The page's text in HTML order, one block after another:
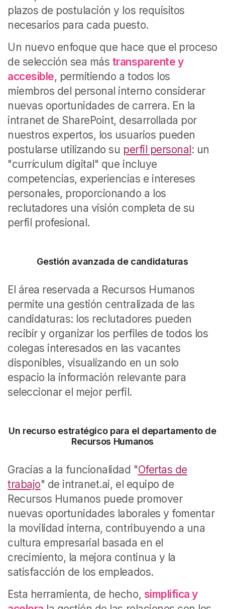
plazos de postulación y los requisitos
necesarios para cada puesto.
Un nuevo enfoque que hace que el proceso
de selección sea más transparente y
accesible, permitiendo a todos los
miembros del personal interno considerar
nuevas oportunidades de carrera. En la
intranet de SharePoint, desarrollada por
nuestros expertos, los usuarios pueden
postularse utilizando su perfil personal: un
"currículum digital" que incluye
competencias, experiencias e intereses
personales, proporcionando a los
reclutadores una visión completa de su
perfil profesional.
Gestión avanzada de candidaturas
El área reservada a Recursos Humanos
permite una gestión centralizada de las
candidaturas: los reclutadores pueden
recibir y organizar los perfiles de todos los
colegas interesados en las vacantes
disponibles, visualizando en un solo
espacio la información relevante para
seleccionar el mejor perfil.
Un recurso estratégico para el departamento de
Recursos Humanos
Gracias a la funcionalidad "Ofertas de
trabajo" de intranet.ai, el equipo de
Recursos Humanos puede promover
nuevas oportunidades laborales y fomentar
la movilidad interna, contribuyendo a una
cultura empresarial basada en el
crecimiento, la mejora continua y la
satisfacción de los empleados.
Esta herramienta, de hecho, simplifica y